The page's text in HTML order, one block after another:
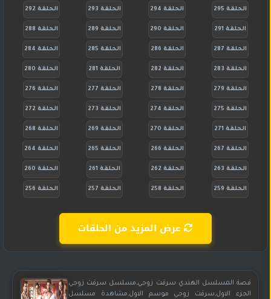
الحلقة 295 الحلقة 294 الحلقة 293 الحلقة 292
الحلقة 291 الحلقة 290 الحلقة 289 الحلقة 288
الحلقة 287 الحلقة 286 الحلقة 285 الحلقة 284
الحلقة 283 الحلقة 282 الحلقة 281 الحلقة 280
الحلقة 279 الحلقة 278 الحلقة 277 الحلقة 276
الحلقة 275 الحلقة 274 الحلقة 273 الحلقة 272
الحلقة 271 الحلقة 270 الحلقة 269 الحلقة 268
الحلقة 267 الحلقة 266 الحلقة 265 الحلقة 264
الحلقة 263 الحلقة 262 الحلقة 261 الحلقة 260
الحلقة 259 الحلقة 258 الحلقة 257 الحلقة 256
عرض المزيد من الحلقات
قصة المسلسل الهندي سرقت زوجي,مسلسل سرقت زوجي
الجزء الاول,سرقت زوجي موسم الاول,مشاهدة مسلسل